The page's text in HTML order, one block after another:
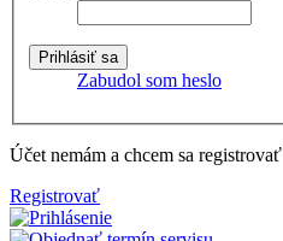
Zabudol som heslo
Účet nemám a chcem sa registrovať
Registrovať